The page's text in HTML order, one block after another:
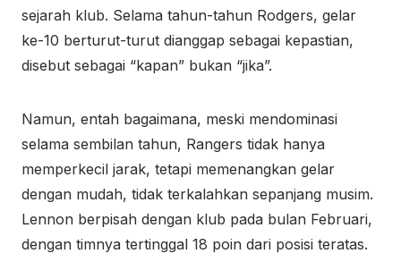
sejarah klub. Selama tahun-tahun Rodgers, gelar
ke-10 berturut-turut dianggap sebagai kepastian,
disebut sebagai “kapan” bukan “jika”.
Namun, entah bagaimana, meski mendominasi
selama sembilan tahun, Rangers tidak hanya
memperkecil jarak, tetapi memenangkan gelar
dengan mudah, tidak terkalahkan sepanjang musim.
Lennon berpisah dengan klub pada bulan Februari,
dengan timnya tertinggal 18 poin dari posisi teratas.